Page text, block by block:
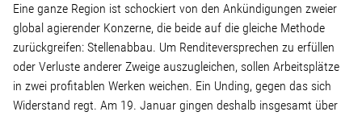
Pressebilder
Service
Eine ganze Region ist schockiert von den Ankündigungen zweier
global agierender Konzerne, die beide auf die gleiche Methode
zurückgreifen: Stellenabbau. Um Renditeversprechen zu erfüllen
oder Verluste anderer Zweige auszugleichen, sollen Arbeitsplätze
in zwei profitablen Werken weichen. Ein Unding, gegen das sich
Widerstand regt. Am 19. Januar gingen deshalb insgesamt über